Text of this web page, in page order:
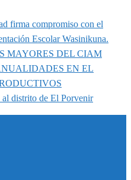
firma compromiso con el
Escolar Wasinikuna.
MAYORES DEL CIAM
EN EL
al distrito de El Porvenir